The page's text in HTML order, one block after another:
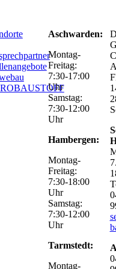
Aschwarden:
Montag-
Freitag:
7:30-17:00
Uhr
Samstag:
7:30-12:00
Uhr
Hambergen:
Montag-
Freitag:
7:30-18:00
Uhr
Samstag:
7:30-12:00
Uhr
Tarmstedt:
Montag-